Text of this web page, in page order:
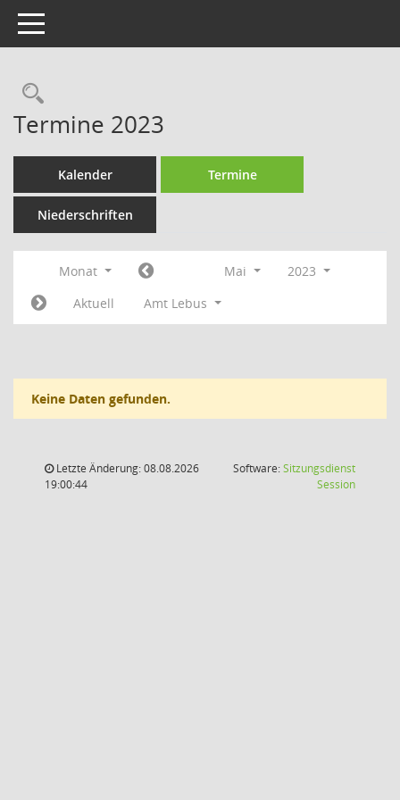
Toggle navigation
Rechercheauswahl
Termine 2023
Kalender Termine
Niederschriften
Monat Mai
2023
Aktuell
Amt Lebus
Keine Daten gefunden.
Letzte Änderung: 08.08.2026
19:00:44
Software:Sitzungsdienst
Session(Wird in